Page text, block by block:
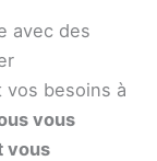
avec des
vos besoins à
vous
vous